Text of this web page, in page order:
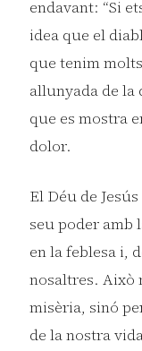
endavant: “Si
idea que el
que tenim
allunyada de la
que es mostra
dolor.
El Déu de
seu poder amb
en la feblesa i,
nosaltres. Això
misèria, sinó
de la nostra